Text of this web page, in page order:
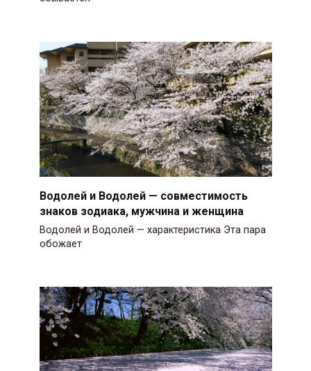
Водолей и Водолей — совместимость
знаков зодиака, мужчина и женщина
Водолей и Водолей — характеристика Эта пара
обожает